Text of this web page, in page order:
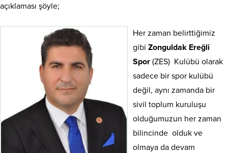
açıklaması şöyle;
Her zaman belirttiğimiz
gibi Zonguldak Ereğli
Spor (ZES) Kulübü olarak
sadece bir spor kulübü
değil, aynı zamanda bir
sivil toplum kuruluşu
olduğumuzun her zaman
bilincinde olduk ve
olmaya da devam